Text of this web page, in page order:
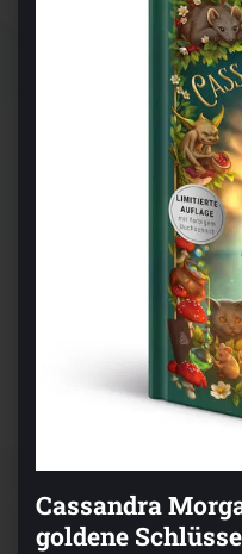
Cassandra
goldene